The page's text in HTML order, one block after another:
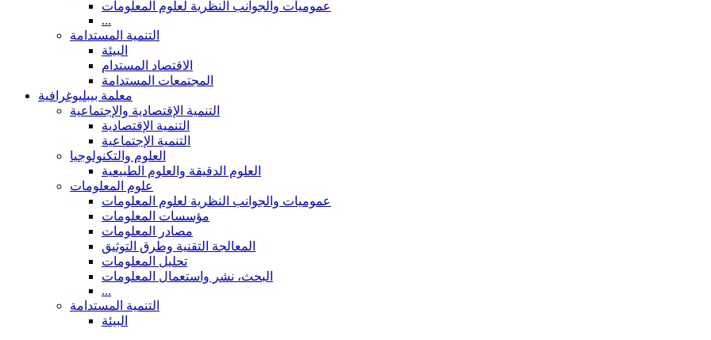
عموميات والجوانب النظرية لعلوم المعلومات
...
التنمية المستدامة
البيئة
الاقتصاد المستدام
المجتمعات المستدامة
معلمة بيبليوغرافية
التنمية الإقتصادية والإجتماعية
التنمية الإقتصادية
التنمية الإجتماعية
العلوم والتكنولوجيا
العلوم الدقيقة والعلوم الطبيعية
علوم المعلومات
عموميات والجوانب النظرية لعلوم المعلومات
مؤسسات المعلومات
مصادر المعلومات
المعالجة التقنية وطرق التوثيق
تحليل المعلومات
البحث، نشر واستعمال المعلومات
...
التنمية المستدامة
البيئة